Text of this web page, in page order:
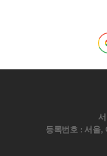
등록번호 : 서울,